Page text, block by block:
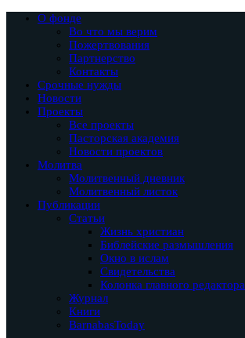
О фонде
Во что мы верим
Пожертвования
Партнерство
Контакты
Срочные нужды
Новости
Проекты
Все проекты
Пасторская академия
Новости проектов
Молитва
Молитвенный дневник
Молитвенный листок
Публикации
Статьи
Жизнь христиан
Библейские размышления
Окно в ислам
Свидетельства
Колонка главного редактора
Журнал
Книги
BarnabasToday